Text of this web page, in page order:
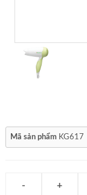
Mã sản phẩm KG617